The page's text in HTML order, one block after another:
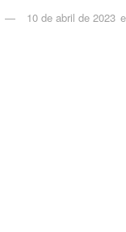
10 de abril de 2023